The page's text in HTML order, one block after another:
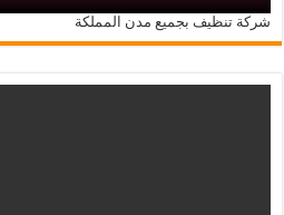
شركة تنظيف بجميع مدن المملكة